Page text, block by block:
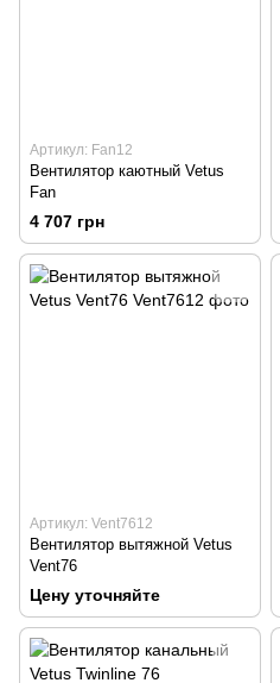
Артикул: Fan12
Вентилятор каютный Vetus
Fan
4 707 грн
Артикул: Vent7612
Вентилятор вытяжной Vetus
Vent76
Цену уточняйте